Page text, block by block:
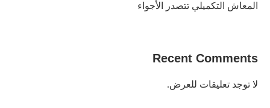
المعاش التكميلي تتصدر الأجواء
Recent Comments
لا توجد تعليقات للعرض.